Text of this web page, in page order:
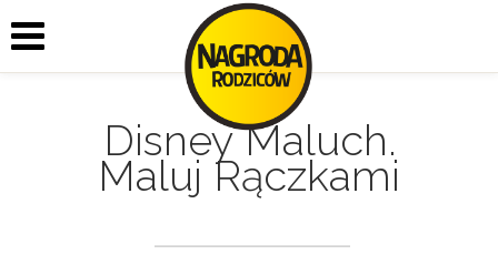
Disney Maluch.
Maluj Rączkami